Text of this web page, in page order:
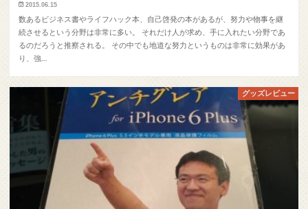
2015.06.15
数あるビジネス書やライフハック本、自己啓発の本があるが、努力や物事を継
続させるという分野は非常に多い。 それだけ人が求め、手に入れたい分野であ
るのだろうと推察される。 その中でも地道な努力というものは非常に効果があ
り、強…
グッズレビュー